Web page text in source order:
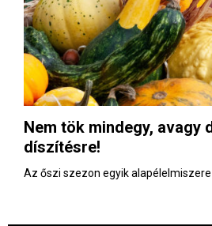
Nem tök mindegy, avagy
díszítésre!
Az őszi szezon egyik alapélelmiszere